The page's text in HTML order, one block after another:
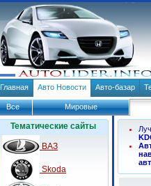
Главная Авто Новости Авто-базар
Все Мировые
Тематические сайты
ВАЗ
Skoda